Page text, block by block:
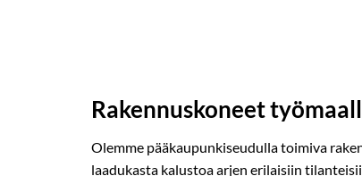
Rakennuskoneet
Olemme pääkaupunkiseudulla toimiva
laadukasta kalustoa arjen erilaisiin